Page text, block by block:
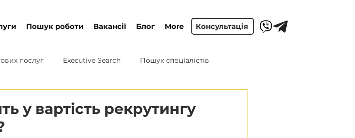
Пошук роботи Вакансії Блог More Консультація
послуг Executive Search Пошук спеціалістів
у вартість рекрутингу